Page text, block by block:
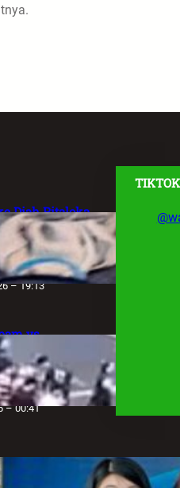
Diah Pitaloka
Main Hakim
Tegakkan
– 19:13
vs
di Bundaran HI,
Sang Sopir
– 00:41
Canggih di
Indonesia